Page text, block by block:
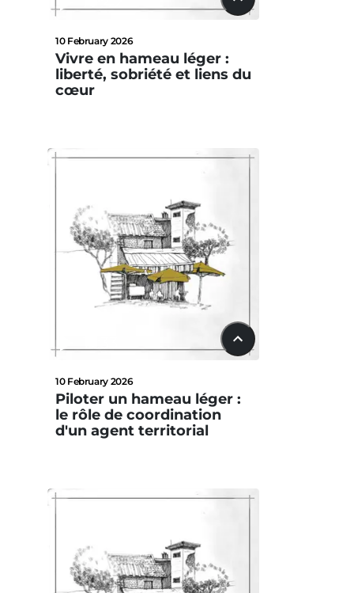
10 February 2026
Vivre en hameau léger :
liberté, sobriété et liens du
cœur
10 February 2026
Piloter un hameau léger :
le rôle de coordination
d'un agent territorial